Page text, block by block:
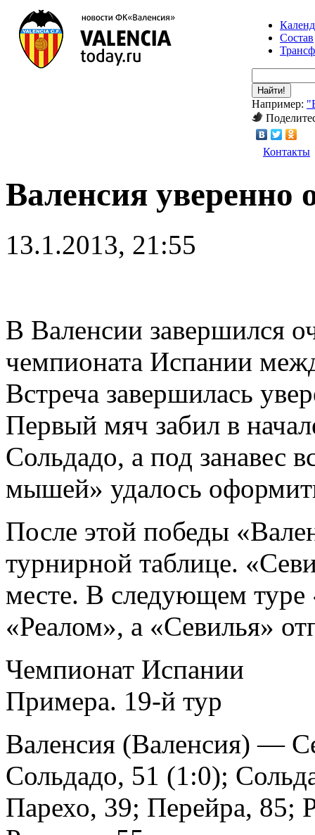
Состав
Найти!
Например:
Контакты
Валенсия
13.1.2013, 21:55
В Валенсии завершился
чемпионата Испании
Встреча завершилась
Первый мяч забил в
Сольдадо, а под занавес
мышей» удалось
После этой победы
турнирной таблице.
месте. В следующем
«Реалом», а «Севилья»
Чемпионат Испании
Примера. 19-й тур
Валенсия (Валенсия) —
Сольдадо, 51 (1:0);
Парехо, 39; Перейра, 85;